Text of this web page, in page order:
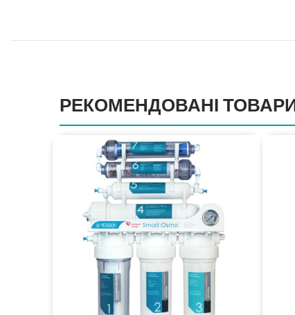
РЕКОМЕНДОВАНІ